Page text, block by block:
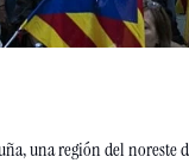
una región del